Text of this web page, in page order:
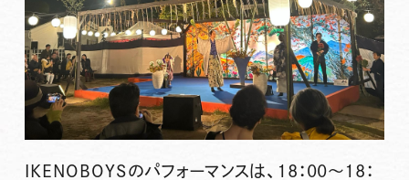
IKENOBOYSのパフォーマンスは、18：00～18：